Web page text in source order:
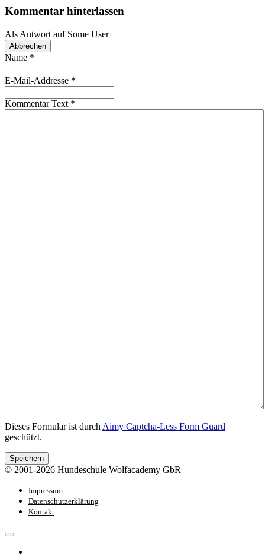
Kommentar hinterlassen
Als Antwort auf Some User
Abbrechen
Name *
E-Mail-Addresse *
Kommentar Text *
Dieses Formular ist durch Aimy Captcha-Less Form Guard
geschützt.
Speichern
© 2001-2026 Hundeschule Wolfacademy GbR
Impressum
Datenschutzerklärung
Kontakt